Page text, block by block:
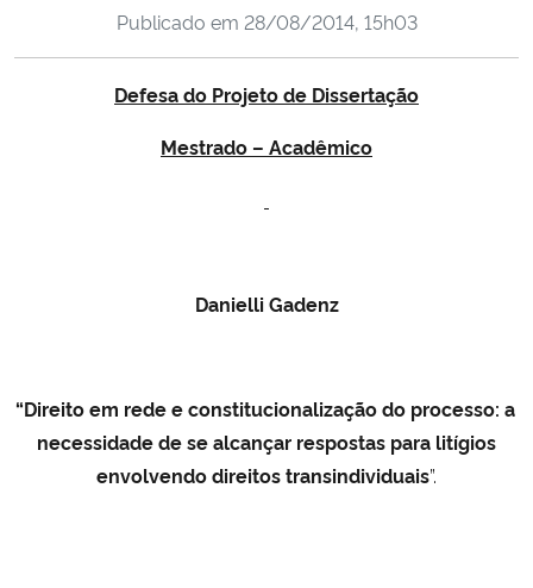
Ministério da Cidadania
Ministério de Minas e Energia
Ministério da Ciência, Tecnologia, Inovações e Comunicações
Ministério do Desenvolvimento Regional
Publicado em 28/08/2014, 15h03
Defesa do Projeto de Dissertação
Mestrado – Acadêmico
Danielli Gadenz
“Direito em rede e constitucionalização do processo: a
necessidade de se alcançar respostas para litígios
envolvendo direitos transindividuais”.